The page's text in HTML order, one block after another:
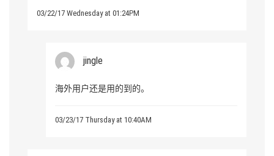
03/22/17 Wednesday at 01:24PM
jingle
海外用户还是用的到的。
03/23/17 Thursday at 10:40AM